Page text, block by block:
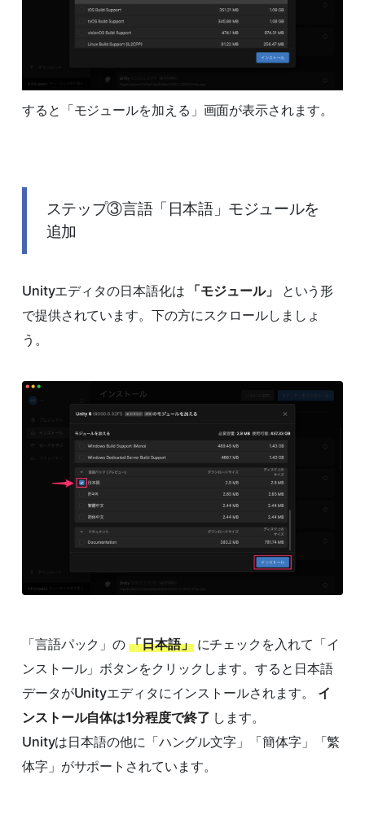
すると「モジュールを加える」画面が表示されます。
ステップ③言語「日本語」モジュールを
追加
Unityエディタの日本語化は 「モジュール」
という形
で提供されています。下の方にスクロールしましょ
う。
「言語パック」の「日本語」にチェックを入れて「イ
ンストール」ボタンをクリックします。すると日本語
データがUnityエディタにインストールされます。 イ
ンストール自体は1分程度で終了 します。
Unityは日本語の他に「ハングル文字」「簡体字」「繁
体字」がサポートされています。